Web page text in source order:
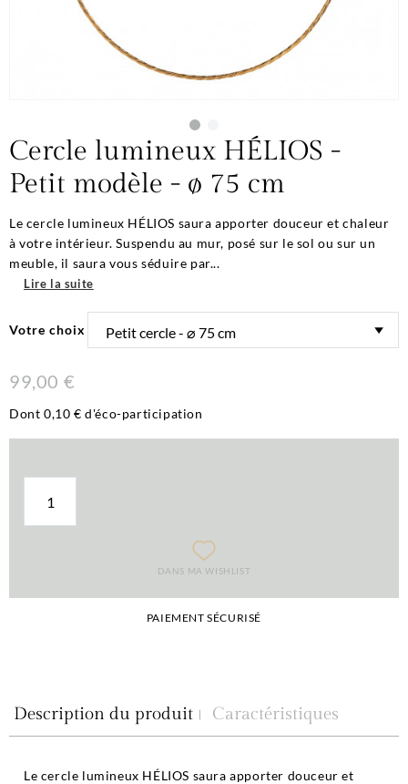
Cercle lumineux HÉLIOS -
Petit modèle - ø 75 cm
Le cercle lumineux HÉLIOS saura apporter douceur et chaleur
à votre intérieur. Suspendu au mur, posé sur le sol ou sur un
meuble, il saura vous séduire par...
Lire la suite
Votre choix
99,00 €
Dont 0,10 € d'éco-participation
DANS MA WISHLIST
PAIEMENT SÉCURISÉ
Description du produit Caractéristiques
Le cercle lumineux HÉLIOS saura apporter douceur et